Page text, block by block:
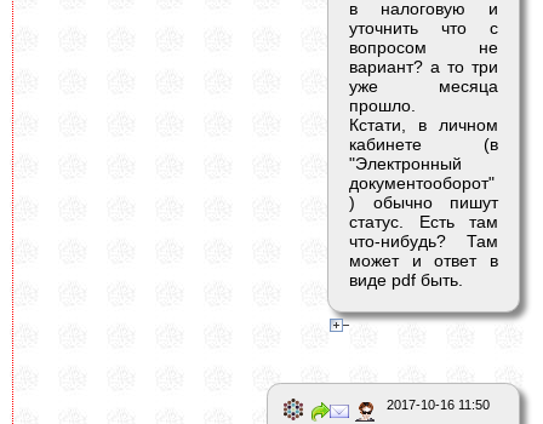
в налоговую и
уточнить что с
вопросом не
вариант? а то три
уже месяца
прошло.
Кстати, в личном
кабинете (в
"Электронный
документооборот"
) обычно пишут
статус. Есть там
что-нибудь? Там
может и ответ в
виде pdf быть.
2017-10-16 11:50